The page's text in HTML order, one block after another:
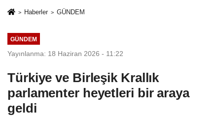
Haberler GÜNDEM
GÜNDEM
Yayınlanma: 18 Haziran 2026 - 11:22
Türkiye ve Birleşik Krallık
parlamenter heyetleri bir araya
geldi